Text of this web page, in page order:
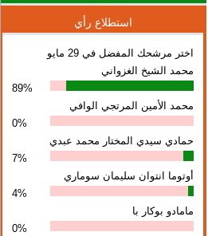
استطلاع رأي
اختر مرشحك المفضل في 29 مايو
محمد الشيخ الغزواني
89%
محمد الأمين المرتجي الوافي
0%
حمادي سيدي المختار محمد عبدي
7%
أوتوما انتوان سلیمان سوماري
4%
مامادو بوكار با
0%